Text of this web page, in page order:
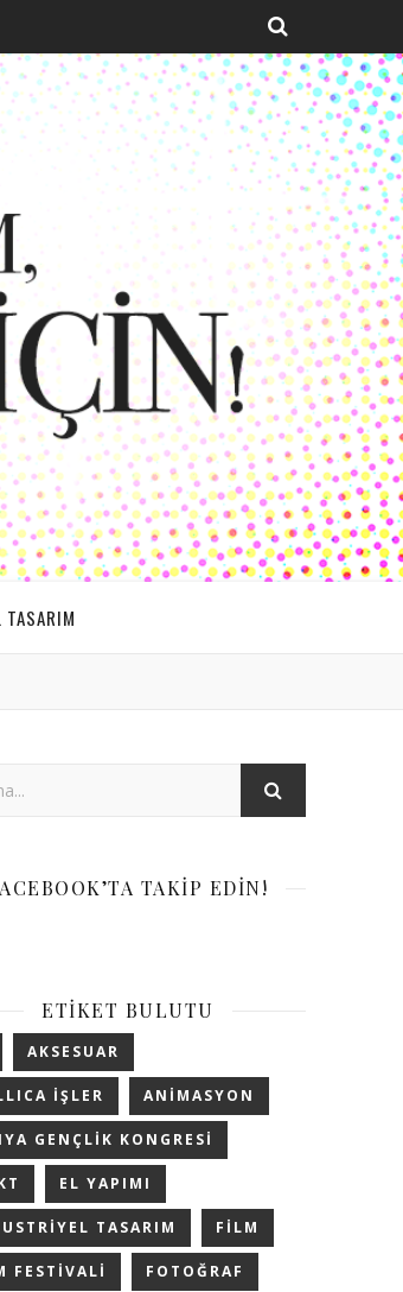
TASARIM
TAKIP EDIN!
ETIKET BULUTU
AKSESUAR
IŞLER ANIMASYON
GENÇLIK KONGRESI
EL YAPIMI
TASARIM FILM
FESTIVALI FOTOĞRAF